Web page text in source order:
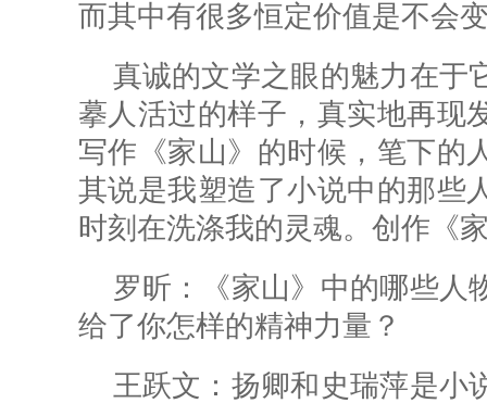
而其中有很多恒定价值是不会
真诚的文学之眼的魅力在于
摹人活过的样子，真实地再现
写作《家山》的时候，笔下的
其说是我塑造了小说中的那些
时刻在洗涤我的灵魂。创作《
罗昕：
《家山》中的哪些
给了你怎样的精神力量？
王跃文：扬卿和史瑞萍是小